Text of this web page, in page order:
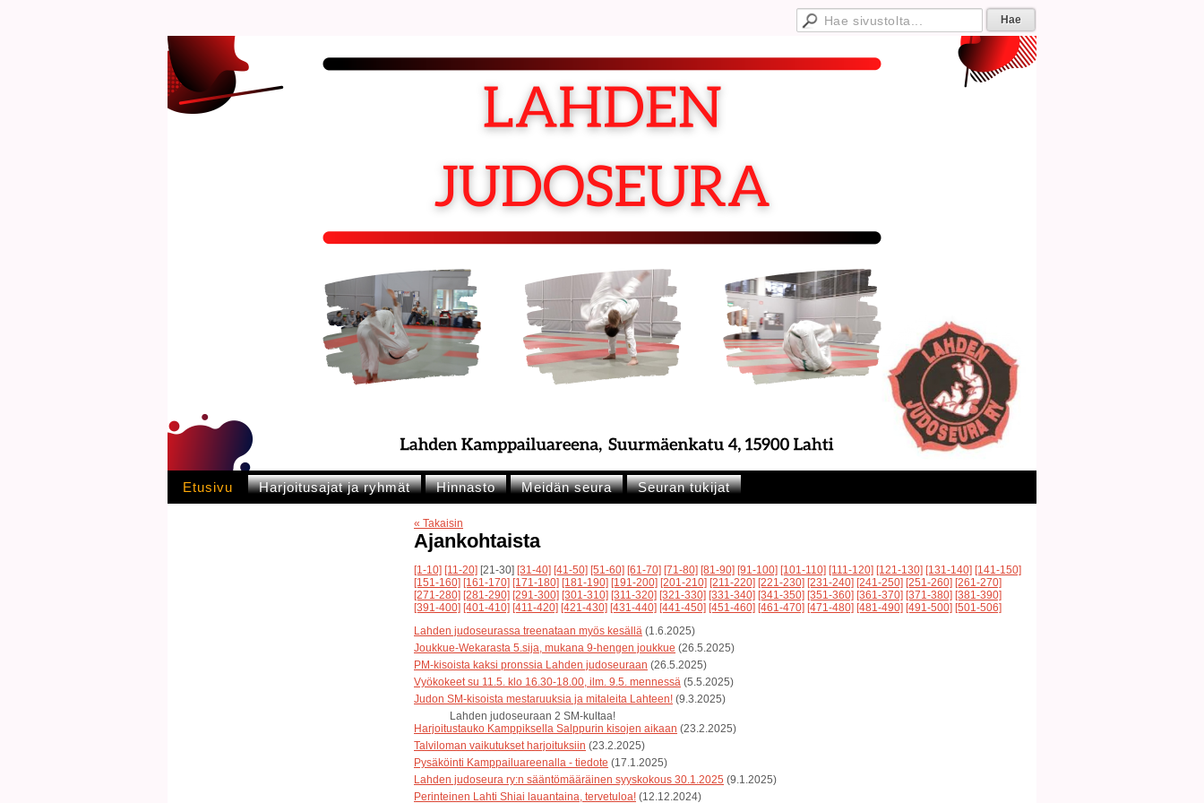
Etusivu Harjoitusajat ja ryhmät Hinnasto Meidän seura Seuran tukijat
« Takaisin
Ajankohtaista
[1-10] [11-20] [21-30] [31-40] [41-50] [51-60] [61-70] [71-80] [81-90] [91-100] [101-110] [111-120] [121-130] [131-140] [141-150]
[151-160] [161-170] [171-180] [181-190] [191-200] [201-210] [211-220] [221-230] [231-240] [241-250] [251-260] [261-270]
[271-280] [281-290] [291-300] [301-310] [311-320] [321-330] [331-340] [341-350] [351-360] [361-370] [371-380] [381-390]
[391-400] [401-410] [411-420] [421-430] [431-440] [441-450] [451-460] [461-470] [471-480] [481-490] [491-500] [501-506]
Lahden judoseurassa treenataan myös kesällä (1.6.2025)
Joukkue-Wekarasta 5.sija, mukana 9-hengen joukkue (26.5.2025)
PM-kisoista kaksi pronssia Lahden judoseuraan (26.5.2025)
Vyökokeet su 11.5. klo 16.30-18.00, ilm. 9.5. mennessä (5.5.2025)
Judon SM-kisoista mestaruuksia ja mitaleita Lahteen! (9.3.2025)
Lahden judoseuraan 2 SM-kultaa!
Harjoitustauko Kamppiksella Salppurin kisojen aikaan (23.2.2025)
Talviloman vaikutukset harjoituksiin (23.2.2025)
Pysäköinti Kamppailuareenalla - tiedote (17.1.2025)
Lahden judoseura ry:n sääntömääräinen syyskokous 30.1.2025 (9.1.2025)
Perinteinen Lahti Shiai lauantaina, tervetuloa! (12.12.2024)